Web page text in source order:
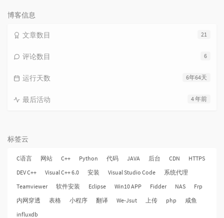
博客信息
21
文章数目
6
评论数目
6年64天
运行天数
4 年前
最后活动
标签云
C语言 网站 C++ Python 代码 JAVA 后台 CDN
HTTPS
DEV C++
Visual C++ 6.0 安装 Visual Studio Code
系统代理
Teamviewer
软件安装 Eclipse Win10 APP Fidder NAS
Frp
内网穿透
表格 小程序 翻译 We-Jsut 上传 php
咸鱼
influxdb